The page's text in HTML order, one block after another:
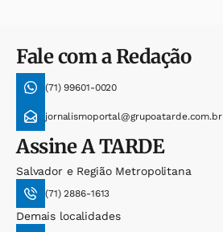
Fale com a Redação
(71) 99601-0020
jornalismoportal@grupoatarde.com.br
AssineA TARDE
Salvador e Região Metropolitana
(71) 2886-1613
Demais localidades